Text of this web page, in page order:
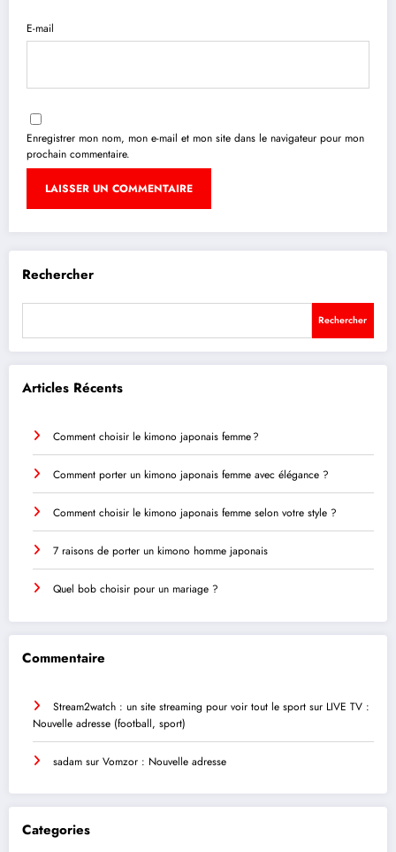
E-mail
Enregistrer mon nom, mon e-mail et mon site dans le navigateur pour mon
prochain commentaire.
Rechercher
Rechercher
Articles Récents
Comment choisir le kimono japonais femme ?
Comment porter un kimono japonais femme avec élégance ?
Comment choisir le kimono japonais femme selon votre style ?
7 raisons de porter un kimono homme japonais
Quel bob choisir pour un mariage ?
Commentaire
Stream2watch : un site streaming pour voir tout le sport sur LIVE TV :
Nouvelle adresse (football, sport)
sadam sur Vomzor : Nouvelle adresse
Categories